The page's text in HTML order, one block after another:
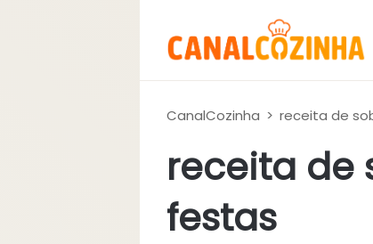
CanalCozinha > receita de
receita de
festas